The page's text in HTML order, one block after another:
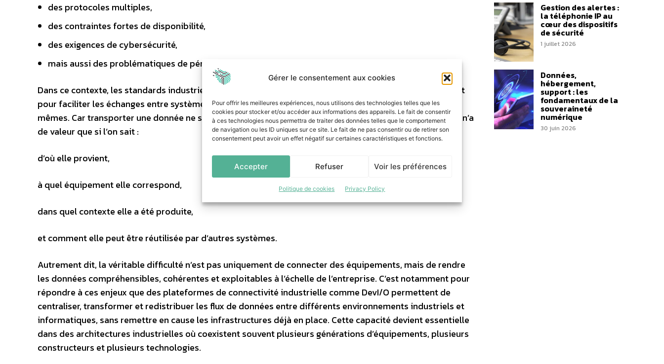
Gérer le consentement aux cookies
Pour offrir les meilleures expériences, nous utilisons des technologies telles que les
cookies pour stocker et/ou accéder aux informations des appareils. Le fait de consentir
à ces technologies nous permettra de traiter des données telles que le comportement
de navigation ou les ID uniques sur ce site. Le fait de ne pas consentir ou de retirer son
consentement peut avoir un effet négatif sur certaines caractéristiques et fonctions.
Accepter Refuser Voir les préférences
Politique de cookies Privacy Policy
des protocoles multiples,
des contraintes fortes de disponibilité,
des exigences de cybersécurité,
mais aussi des problématiques de pérennité et d’interopérabilité.
Dans ce contexte, les standards industriels comme OPC UA ou MQTT jouent aujourd’hui un rôle important
pour faciliter les échanges entre systèmes OT et IT. Mais le sujet ne se limite pas aux protocoles eux-
mêmes. Car transporter une donnée ne signifie pas encore la rendre exploitable. Une information terrain n’a
de valeur que si l’on sait :
d’où elle provient,
à quel équipement elle correspond,
dans quel contexte elle a été produite,
et comment elle peut être réutilisée par d’autres systèmes.
Autrement dit, la véritable difficulté n’est pas uniquement de connecter des équipements, mais de rendre
les données compréhensibles, cohérentes et exploitables à l’échelle de l’entreprise. C’est notamment pour
répondre à ces enjeux que des plateformes de connectivité industrielle comme DevI/O permettent de
centraliser, transformer et redistribuer les flux de données entre différents environnements industriels et
informatiques, sans remettre en cause les infrastructures déjà en place. Cette capacité devient essentielle
dans des architectures industrielles où coexistent souvent plusieurs générations d’équipements, plusieurs
constructeurs et plusieurs technologies.
Gestion des alertes :
la téléphonie IP au
cœur des dispositifs
de sécurité
1 juillet 2026
Données,
hébergement,
support : les
fondamentaux de la
souveraineté
numérique
30 juin 2026